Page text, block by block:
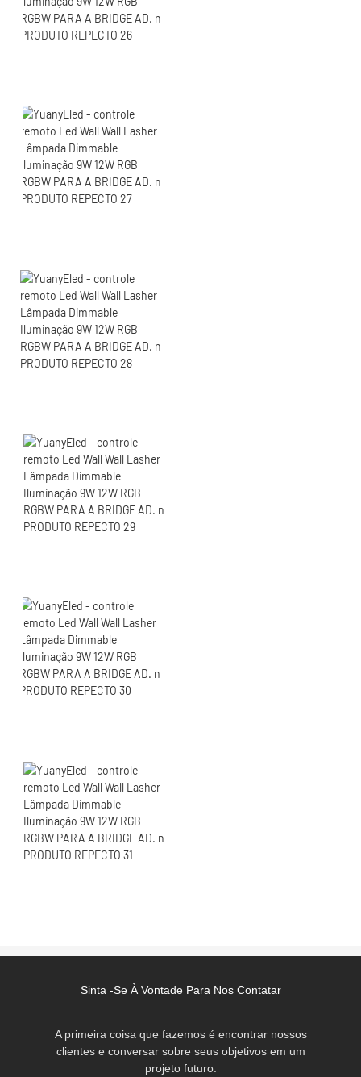
Sinta -se À Vontade Para Nos Contatar
A primeira coisa que fazemos é encontrar nossos
clientes e conversar sobre seus objetivos em um
projeto futuro.